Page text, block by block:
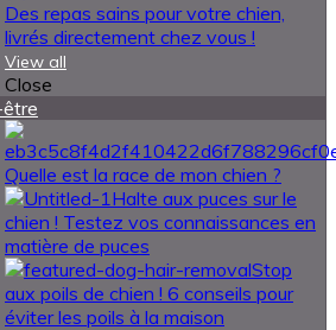
Des repas sains pour votre chien,
livrés directement chez vous !
View all
Close
Quelle est la race de mon chien ?
Halte aux puces sur le
chien ! Testez vos connaissances en
matière de puces
Stop
aux poils de chien ! 6 conseils pour
éviter les poils à la maison